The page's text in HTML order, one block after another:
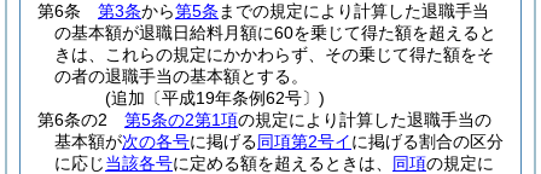
第6条
第3条から第5条 までの規定により計算した退職手当
の基本額が退職日給料月額に60を乗じて得た額を超えると
きは、これらの規定にかかわらず、その乗じて得た額をそ
の者の退職手当の基本額とする。
(追加〔平成19年条例62号〕)
第6条の2
第5条の2第1項の規定により計算した退職手当の
基本額が次の各号に掲げる同項第2号イに掲げる割合の区分
に応じ当該各号に定める額を超えるときは、 同項の規定に